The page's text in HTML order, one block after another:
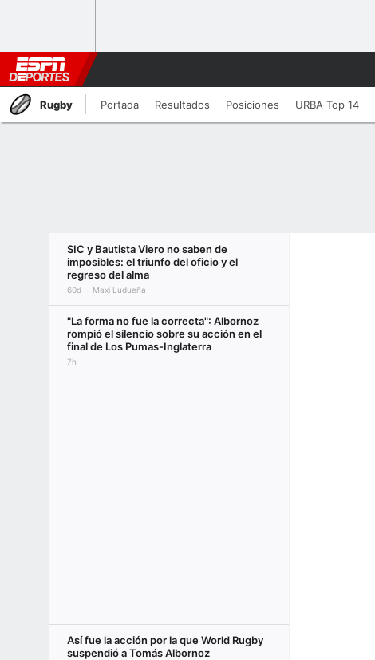
Rugby Portada Resultados Posiciones URBA Top 14
SIC y Bautista Viero no saben de
imposibles: el triunfo del oficio y el
regreso del alma
60d Maxi Ludueña
"La forma no fue la correcta": Albornoz
rompió el silencio sobre su acción en el
final de Los Pumas-Inglaterra
7h
Así fue la acción por la que World Rugby
suspendió a Tomás Albornoz